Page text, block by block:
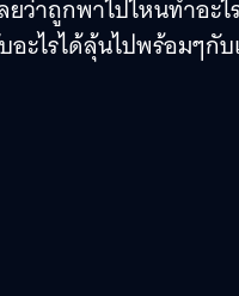
ว่าถูกพาไปไหนทำอะไ
อะไรได้ลุ้นไปพร้อมๆกั